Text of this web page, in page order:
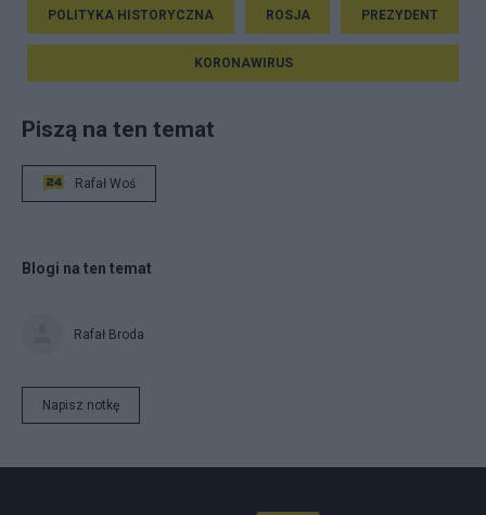
POLITYKA HISTORYCZNA ROSJA PREZYDENT
KORONAWIRUS
Piszą na ten temat
Rafał Woś
Blogi na ten temat
Rafał Broda
Napisz notkę